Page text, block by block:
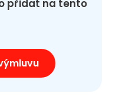
přidat na tento